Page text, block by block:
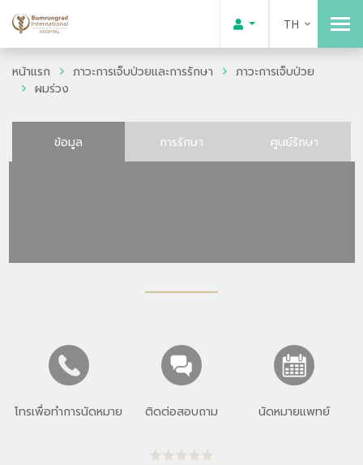
TH
หน้าแรก ภาวะการเจ็บป่วยและการรักษา
ภาวะการเจ็บป่วย
ผมร่วง
ข้อมูล การรักษา ศูนย์รักษา
โทรเพื่อทำการนัดหมาย ติดต่อสอบถาม นัดหมายแพทย์